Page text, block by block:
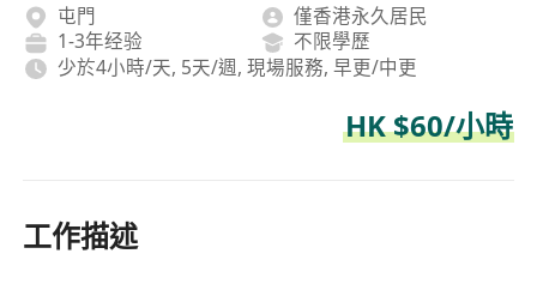
屯門
僅香港永久居民
1-3年经验
不限學歷
少於4小時/天, 5天/週, 現場服務, 早更/中更
HK $60/小時
工作描述